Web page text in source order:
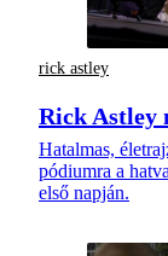
rick astley
Rick Astley
Hatalmas,
pódiumra a
első napján.